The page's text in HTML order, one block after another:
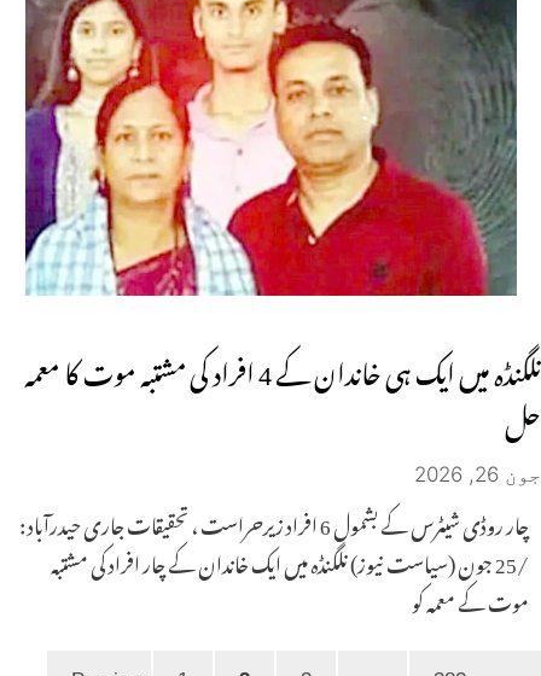
نلگنڈہ میں ایک ہی خاندان کے 4 افراد کی مشتبہ موت کا معمہ
حل
جون 26, 2026
چار روڈی شیٹرس کے بشمول 6 افراد زیرحراست ، تحقیقات جاری حیدرآباد :
/25 جون (سیاست نیوز) نلگنڈہ میں ایک خاندان کے چار افراد کی مشتبہ
موت کے معمہ کو